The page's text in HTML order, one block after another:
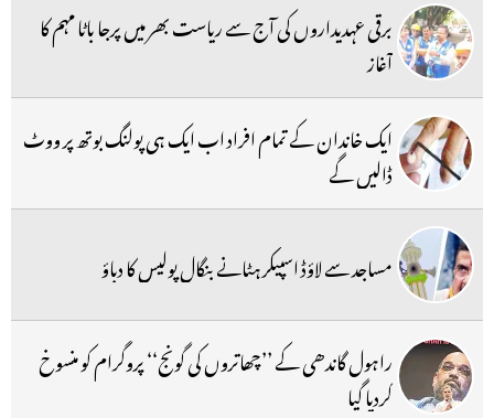
برقی عہدیداروں کی آج سے ریاست بھر میں پرجا باٹا مہم کا
آغاز
ایک خاندان کے تمام افراد اب ایک ہی پولنگ بوتھ پر ووٹ
ڈالیں گے
مساجد سے لاؤڈ اسپیکر ہٹانے بنگال پولیس کا دباؤ
راہول گاندھی کے ’’چھاتروں کی گونج‘‘ پروگرام کو منسوخ
کردیا گیا